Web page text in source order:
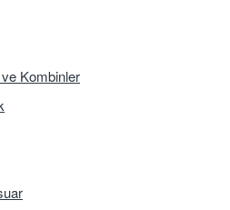
Kombinler